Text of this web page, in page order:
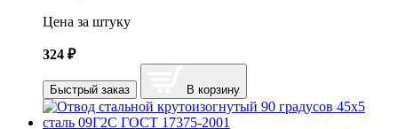
Цена за штуку
324 ₽
Быстрый заказ В корзину